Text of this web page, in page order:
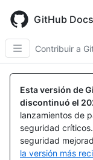
main
content
GitHub Docs
Contribuir a
Esta versión de
discontinuó el
lanzamientos de
seguridad
seguridad
la versión más